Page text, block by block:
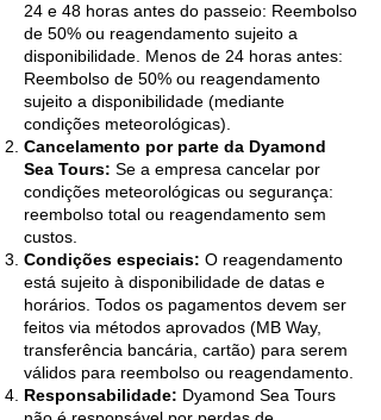
24 e 48 horas antes do passeio: Reembolso
de 50% ou reagendamento sujeito a
disponibilidade. Menos de 24 horas antes:
Reembolso de 50% ou reagendamento
sujeito a disponibilidade (mediante
condições meteorológicas).
Cancelamento por parte da Dyamond
Sea Tours: Se a empresa cancelar por
condições meteorológicas ou segurança:
reembolso total ou reagendamento sem
custos.
Condições especiais: O reagendamento
está sujeito à disponibilidade de datas e
horários. Todos os pagamentos devem ser
feitos via métodos aprovados (MB Way,
transferência bancária, cartão) para serem
válidos para reembolso ou reagendamento.
Responsabilidade: Dyamond Sea Tours